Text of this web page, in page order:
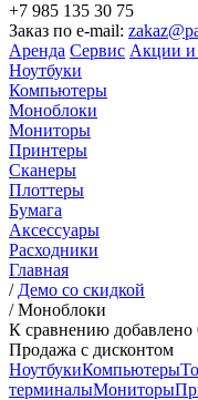
+7 985 135 30 75
Заказ по e-mail:
Аренда Сервис Акции и
Ноутбуки
Компьютеры
Моноблоки
Мониторы
Принтеры
Сканеры
Плоттеры
Бумага
Аксессуары
Расходники
Главная
/ Демо со скидкой
/Моноблоки
К сравнению добавлено
Продажа с дисконтом
НоутбукиКомпьютеры
терминалыМониторы